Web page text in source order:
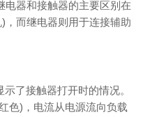
电器和接触器的主要区别在
，而继电器则用于连接辅助
了接触器打开时的情况。
色)，电流从电源流向负载